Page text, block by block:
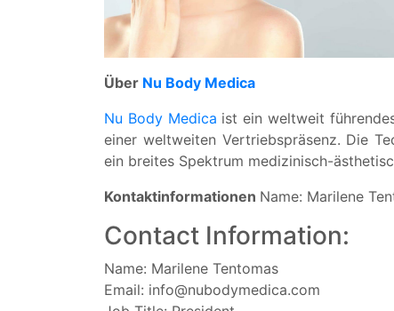
Über Nu Body Medica
Nu Body Medica ist ein weltweit
einer weltweiten Vertriebspräsenz. Die
ein breites Spektrum medizinisch-
Kontaktinformationen Name: Marilene
Contact Information:
Name: Marilene Tentomas
Email: info@nubodymedica.com